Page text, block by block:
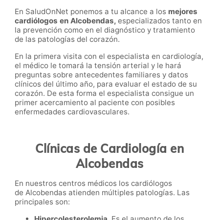
En SaludOnNet ponemos a tu alcance a los mejores
cardiólogos en Alcobendas, especializados tanto en
la prevención como en el diagnóstico y tratamiento
de las patologías del corazón.
En la primera visita con el especialista en cardiología,
el médico le tomará la tensión arterial y le hará
preguntas sobre antecedentes familiares y datos
clínicos del último año, para evaluar el estado de su
corazón. De esta forma el especialista consigue un
primer acercamiento al paciente con posibles
enfermedades cardiovasculares.
Clínicas de Cardiología en
Alcobendas
En nuestros centros médicos los cardiólogos
de Alcobendas atienden múltiples patologías. Las
principales son: